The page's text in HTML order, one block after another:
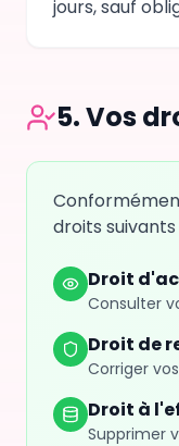
jours, sauf
5.Vos
droits suivants
Droit
Consulter
Droit de
Corriger
Droit à
Supprimer